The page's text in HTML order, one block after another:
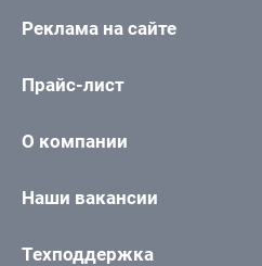
Реклама на сайте
Прайс-лист
О компании
Наши вакансии
Техподдержка